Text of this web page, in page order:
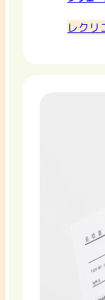
レクリ